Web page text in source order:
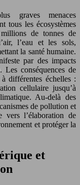
graves menaces
tous les écosystèmes
de tonnes de
l’eau et les sols,
la santé humaine.
par des impacts
Les conséquences de
différentes échelles :
cellulaire jusqu’à
Au-delà des
de pollution et
vers l’élaboration de
et protéger la
et